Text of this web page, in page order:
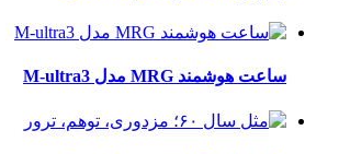
ساعت هوشمند MRG مدل M-ultra3